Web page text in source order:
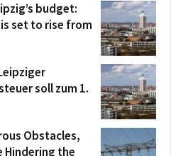
budget:
set to rise from
soll zum 1.
Obstacles,
Hindering the